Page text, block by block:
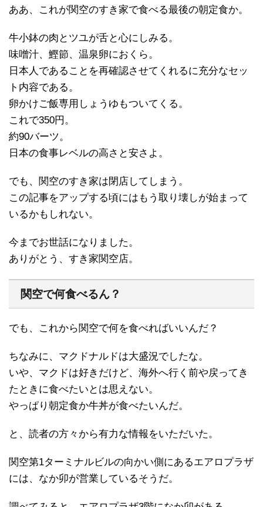
ああ、これが関空のすき家で食べる最後の朝定食か。
牛小鉢の肉とツユが舌と心にしみる。
味噌汁、鰹節、温泉卵におくら。
日本人であることを再確認させてくれるに充分なセッ
ト内容である。
卵かけご飯専用しょうゆもついてくる。
これで350円。
約90バーツ。
日本の食事レベルの高さと安さよ。
でも、関空のすき家は閉店してしまう。
この記事をアップする頃にはもう取り壊しが始まって
いるかもしれない。
今までお世話になりました。
ありがとう、すき家関空店。
関空で何食べるん？
でも、これから関空で何を食べればいいんだ？
ちなみに、マクドナルドは大盛況でしたな。
いや、マクドは好きだけど、海外へ行く前や戻ってき
たときに食べたいとは思えない。
やっぱり朝定食か牛丼が食べたいんだ。
と、読者の方々から有力な情報をいただいた。
関空第1ターミナルビルの向かい側にあるエアロプラザ
には、なか卯が営業しているそうだ。